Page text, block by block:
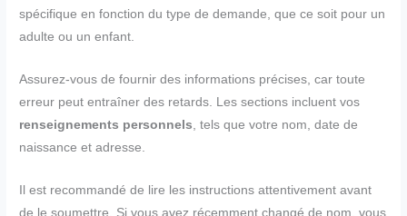
spécifique en fonction du type de demande, que ce soit pour un
adulte ou un enfant.
Assurez-vous de fournir des informations précises, car toute
erreur peut entraîner des retards. Les sections incluent vos
renseignements personnels, tels que votre nom, date de
naissance et adresse.
Il est recommandé de lire les instructions attentivement avant
de le soumettre. Si vous avez récemment changé de nom, vous